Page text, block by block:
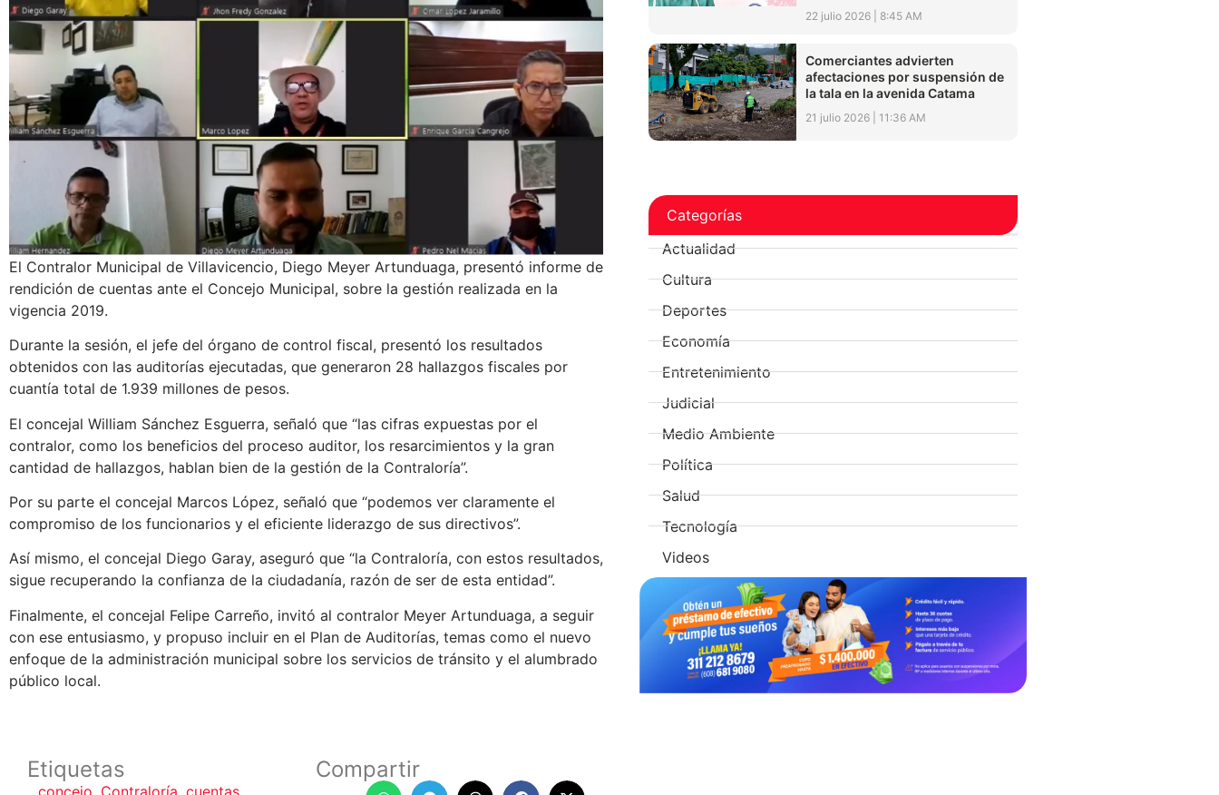
El Contralor Municipal de Villavicencio, Diego Meyer Artunduaga, presentó informe de
rendición de cuentas ante el Concejo Municipal, sobre la gestión realizada en la
vigencia 2019.
Durante la sesión, el jefe del órgano de control fiscal, presentó los resultados
obtenidos con las auditorías ejecutadas, que generaron 28 hallazgos fiscales por
cuantía total de 1.939 millones de pesos.
El concejal William Sánchez Esguerra, señaló que “las cifras expuestas por el
contralor, como los beneficios del proceso auditor, los resarcimientos y la gran
cantidad de hallazgos, hablan bien de la gestión de la Contraloría”.
Por su parte el concejal Marcos López, señaló que “podemos ver claramente el
compromiso de los funcionarios y el eficiente liderazgo de sus directivos”.
Así mismo, el concejal Diego Garay, aseguró que “la Contraloría, con estos resultados,
sigue recuperando la confianza de la ciudadanía, razón de ser de esta entidad”.
Finalmente, el concejal Felipe Carreño, invitó al contralor Meyer Artunduaga, a seguir
con ese entusiasmo, y propuso incluir en el Plan de Auditorías, temas como el nuevo
enfoque de la administración municipal sobre los servicios de tránsito y el alumbrado
público local.
Etiquetas Compartir
22 julio 2026 8:45 AM
Comerciantes advierten
afectaciones por suspensión de
la tala en la avenida Catama
21 julio 2026 11:36 AM
Categorías
Actualidad
Cultura
Deportes
Economía
Entretenimiento
Judicial
Medio Ambiente
Política
Salud
Tecnología
Videos